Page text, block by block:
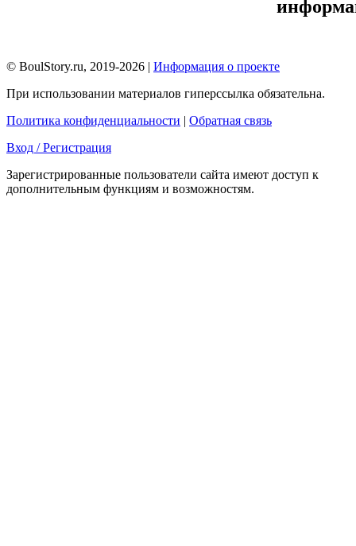
© BoulStory.ru, 2019-2026 | Информация о проекте
При использовании материалов гиперссылка обязательна.
Политика конфиденциальности | Обратная связь
Вход / Регистрация
Зарегистрированные пользователи сайта имеют доступ к
дополнительным функциям и возможностям.